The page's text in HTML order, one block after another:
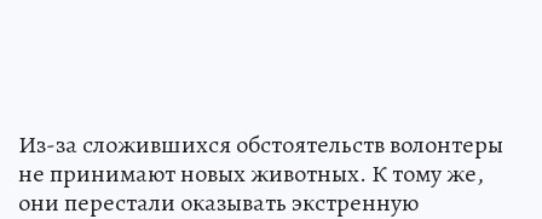
Из-за сложившихся обстоятельств волонтеры
не принимают новых животных. К тому же,
они перестали оказывать экстренную